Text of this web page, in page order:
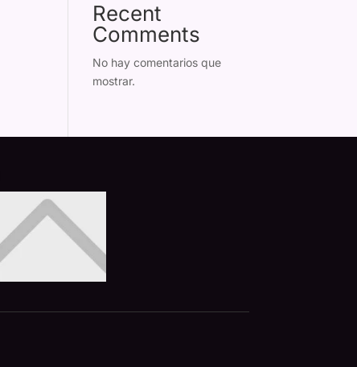
Recent
Comments
No hay comentarios que
mostrar.